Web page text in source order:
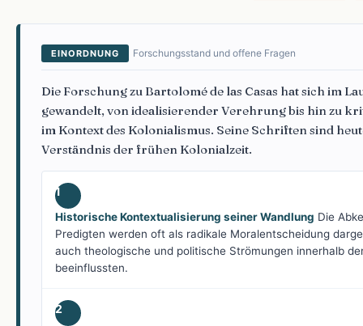
EINORDNUNG Forschungsstand und offene Fragen
Die Forschung zu Bartolomé de las Casas hat sich im
gewandelt, von idealisierender Verehrung bis hin zu
im Kontext des Kolonialismus. Seine Schriften sind
Verständnis der frühen Kolonialzeit.
1
Historische Kontextualisierung seiner Wandlung Die
Predigten werden oft als radikale Moralentscheidung
auch theologische und politische Strömungen innerhalb
beeinflussten.
2